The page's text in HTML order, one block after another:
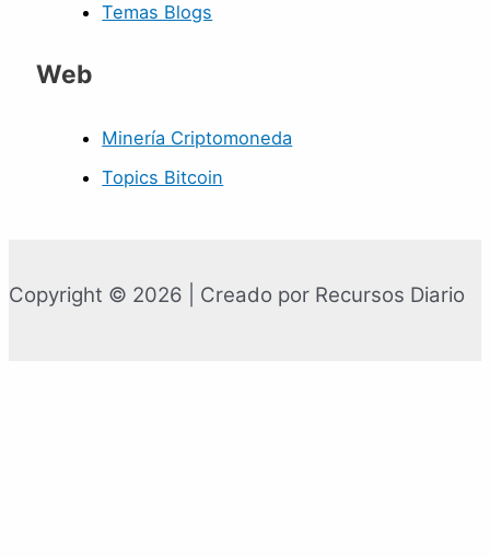
Temas Blogs
Web
Minería Criptomoneda
Topics Bitcoin
Copyright © 2026 | Creado por Recursos Diario